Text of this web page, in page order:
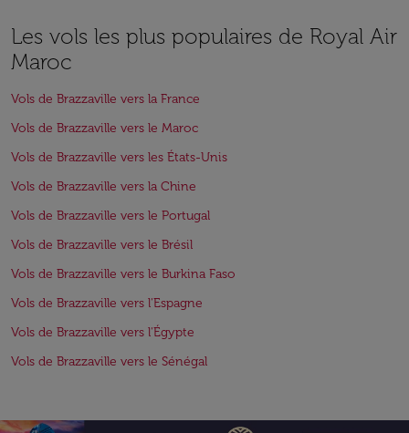
Les vols les plus populaires de Royal Air
Maroc
Vols de Brazzaville vers la France
Vols de Brazzaville vers le Maroc
Vols de Brazzaville vers les États-Unis
Vols de Brazzaville vers la Chine
Vols de Brazzaville vers le Portugal
Vols de Brazzaville vers le Brésil
Vols de Brazzaville vers le Burkina Faso
Vols de Brazzaville vers l'Espagne
Vols de Brazzaville vers l'Égypte
Vols de Brazzaville vers le Sénégal